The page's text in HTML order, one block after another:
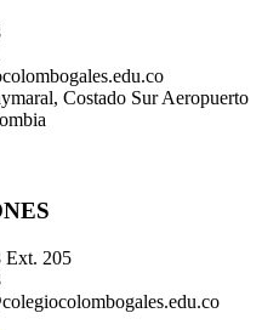
Costado Sur Aeropuerto
Ext. 205